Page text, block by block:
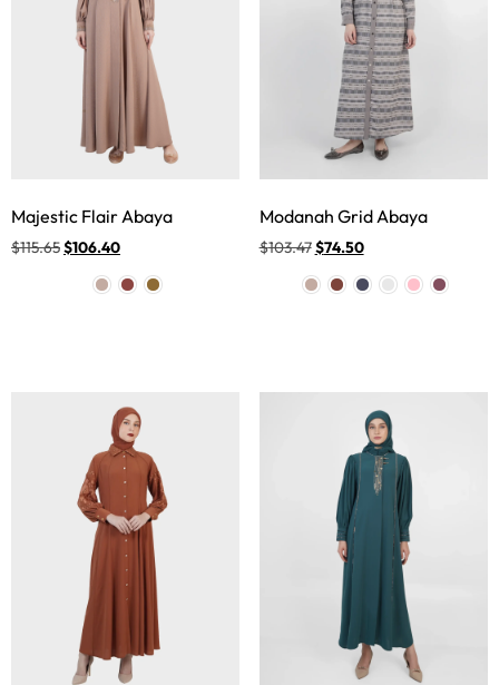
Majestic Flair Abaya
$115.65$106.40
Modanah Grid Abaya
$103.47$74.50